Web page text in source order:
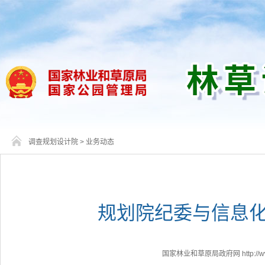
调查规划设计院 > 业务动态
规划院纪委与信息
国家林业和草原局政府网 http://